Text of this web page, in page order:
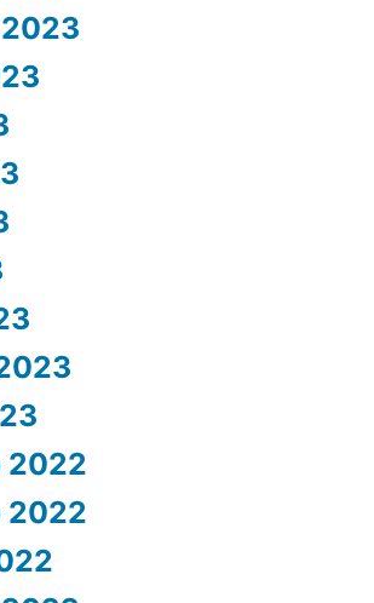
2022
2022